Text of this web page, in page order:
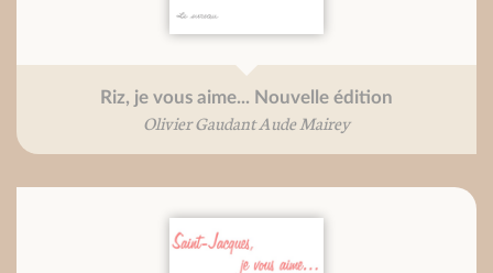
Riz, je vous aime... Nouvelle édition
Olivier Gaudant Aude Mairey